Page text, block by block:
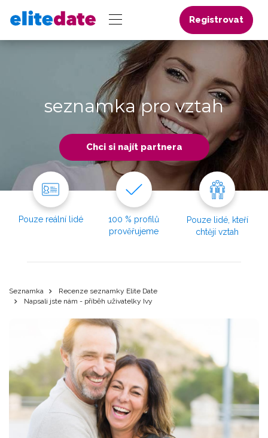
Registrovat
seznamka pro vztah
Chci si najít partnera
Pouze reální lidé
100 % profilů
prověřujeme
Pouze lidé, kteří
chtějí vztah
Seznamka
Recenze seznamky Elite Date
Napsali jste nám - příběh uživatelky Ivy